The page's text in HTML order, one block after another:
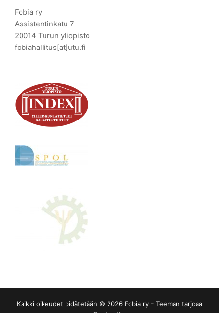
Fobia ry
Assistentinkatu 7
20014 Turun yliopisto
fobiahallitus[at]utu.fi
Kaikki oikeudet pidätetään © 2026 Fobia ry – Teeman tarjoaa